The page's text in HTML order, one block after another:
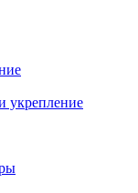
укрепление